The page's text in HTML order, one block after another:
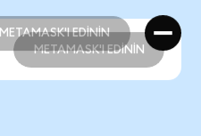
METAMASK'I EDİNİN
METAMASK'I EDİNİN
METAMASK'I EDİNİN